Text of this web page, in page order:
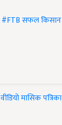
#FTBसफल किसान
वीडियोमासिक पत्रिका